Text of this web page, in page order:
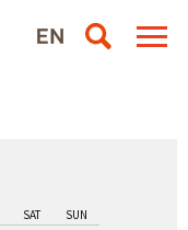
SAT SUN